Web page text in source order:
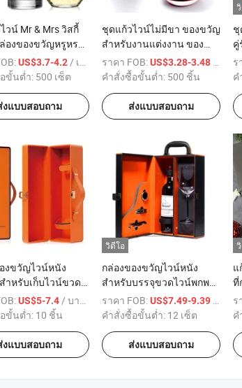
วน์ Mr & Mrs วิสกี้
องของขวัญหรูหรา
ดลายหนังสำหรับ
งานของแขกและ
US$3.7-4.2/ เตรียมตัว
ขั้นต่ำ: 500 เซ็ต
งแบบสอบถาม
ชุดแก้วไวน์ไม่มีขา ของขวัญ
สำหรับงานแต่งงาน ของ
ขวัญสำหรับผู้รับเชิญ
ราคา FOB:US$3.28-3.48 / บาง
คำสั่งซื้อขั้นต่ำ: 500 ชิ้น
ส่งแบบสอบถาม
ชุ
คู่
ข
ร
ค
งขวัญไวน์หนัง
ำหรับเก็บไวน์ขวด
US$5-7.4 / บางส่วน
ขั้นต่ำ: 10 ชิ้น
งแบบสอบถาม
วิดีโอ
กล่องของขวัญไวน์หนัง
สำหรับบรรจุขวดไวน์พกพา
พร้อมแก้ว
ราคา FOB:US$7.49-9.39
/ เตรี
คำสั่งซื้อขั้นต่ำ: 12 เซ็ต
ส่งแบบสอบถาม
แ
ที่
วิ
เ
ร
ค